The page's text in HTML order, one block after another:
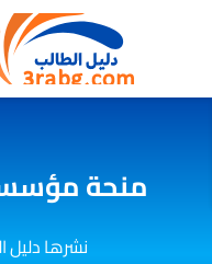
منحة
نشرها دليل